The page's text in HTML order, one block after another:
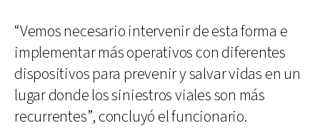
“Vemos necesario intervenir de esta forma e
implementar más operativos con diferentes
dispositivos para prevenir y salvar vidas en un
lugar donde los siniestros viales son más
recurrentes”, concluyó el funcionario.